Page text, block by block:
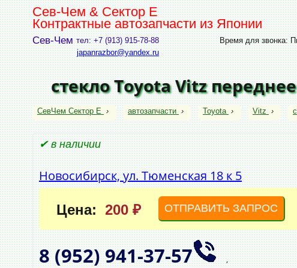
Сев-Чем & Сектор Е
Контрактные автозапчасти из Японии
Сев-Чем тел: +7 (913) 915-78-88
japanrazbor@yandex.ru
Время для звонка:
стекло Toyota Vitz
СевЧем Сектор Е › автозапчасти › Toyota › Vitz ›
✔ в наличии
Новосибирск, ул. Тюменская 18 к 5
Цена: 200 ₽ ОТПРАВИТЬ ЗАПРОС
8 (952)941‑37‑57 ,